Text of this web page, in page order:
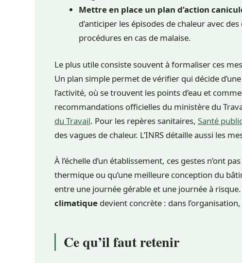
Mettre en place un plan d’action
d’anticiper les épisodes de chaleur avec
procédures en cas de malaise.
Le plus utile consiste souvent à formaliser ces
Un plan simple permet de vérifier qui décide
l’activité, où se trouvent les points d’eau et
recommandations officielles du ministère du
du Travail. Pour les repères sanitaires, Santé
des vagues de chaleur. L’INRS détaille aussi les
À l’échelle d’un établissement, ces gestes n’ont
thermique ou qu’une meilleure conception du
entre une journée gérable et une journée à risque.
climatique devient concrète : dans
Ce qu’il faut retenir